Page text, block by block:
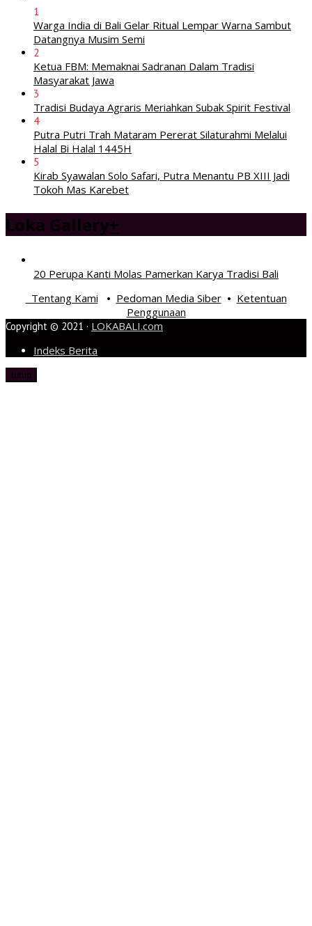
1
Warga India di Bali Gelar Ritual Lempar Warna Sambut
Datangnya Musim Semi
2
Ketua FBM: Memaknai Sadranan Dalam Tradisi
Masyarakat Jawa
3
Tradisi Budaya Agraris Meriahkan Subak Spirit Festival
4
Putra Putri Trah Mataram Pererat Silaturahmi Melalui
Halal Bi Halal 1445H
5
Kirab Syawalan Solo Safari, Putra Menantu PB XIII Jadi
Tokoh Mas Karebet
Loka Gallery+
20 Perupa Kanti Molas Pamerkan Karya Tradisi Bali
Tentang Kami • Pedoman Media Siber• Ketentuan
Penggunaan
Copyright © 2021 · LOKABALI.com
Indeks Berita
tutup